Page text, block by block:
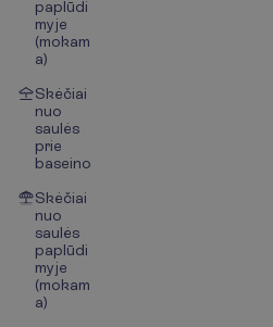
paplūdi
myje
(mokam
a)
Skėčiai
nuo
saulės
prie
baseino
Skėčiai
nuo
saulės
paplūdi
myje
(mokam
a)